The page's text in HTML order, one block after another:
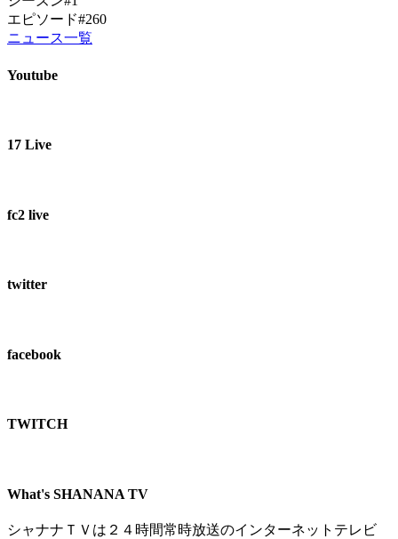
エピソード#260
ニュース一覧
Youtube
17 Live
fc2 live
twitter
facebook
TWITCH​
What's SHANANA TV
シャナナＴＶは２４時間常時放送のインターネットテレビ